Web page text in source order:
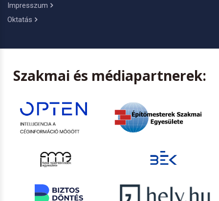
Impresszum
Oktatás
Szakmai és médiapartnerek: